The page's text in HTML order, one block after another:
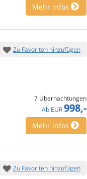
Mehr infos
Zu Favoriten hinzufügen
7 Übernachtungen
Ab EUR 998,-
Mehr infos
Zu Favoriten hinzufügen